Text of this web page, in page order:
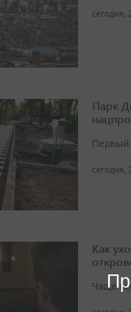
сегодня,
Парк
Первый
сегодня,
Как
Чаще